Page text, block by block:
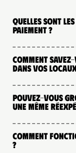
Quelles sont
paiement ?
Comment
dans vos
Pouvez-vous
une même
Comment
?